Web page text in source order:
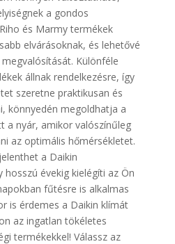
a gondos
és Marmy termékek
elvárásoknak, és lehetővé
Különféle
állnak rendelkezésre, így
szeretne praktikusan és
könnyedén megoldhatja a
a nyár, amikor valószínűleg
az optimális hőmérsékletet.
a Daikin
hosszú évekig kielégíti az Ön
fűtésre is alkalmas
is érdemes a Daikin klímát
az ingatlan tökéletes
termékekkel! Válassz az